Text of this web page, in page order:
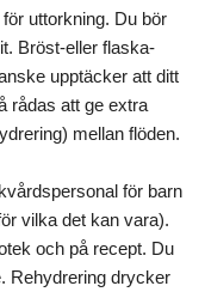
uttorkning. Du bör
Bröst-eller flaska-
upptäcker att ditt
rådas att ge extra
mellan flöden.
för barn
vilka det kan vara).
och på recept. Du
Rehydrering drycker